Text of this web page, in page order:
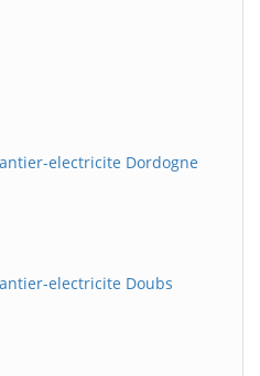
electricite Dordogne
electricite Doubs